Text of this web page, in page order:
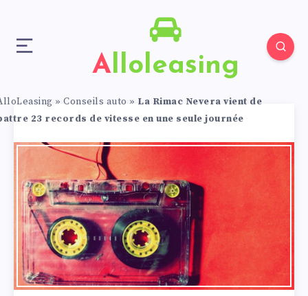
Alloleasing
» Conseils auto » La Rimac Nevera vient de
23 records de vitesse en une seule journée